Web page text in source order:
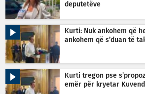
deputetëve
Kurti: Nuk ankohem që
ankohem që s’duan të
Kurti tregon pse
emër për kryetar